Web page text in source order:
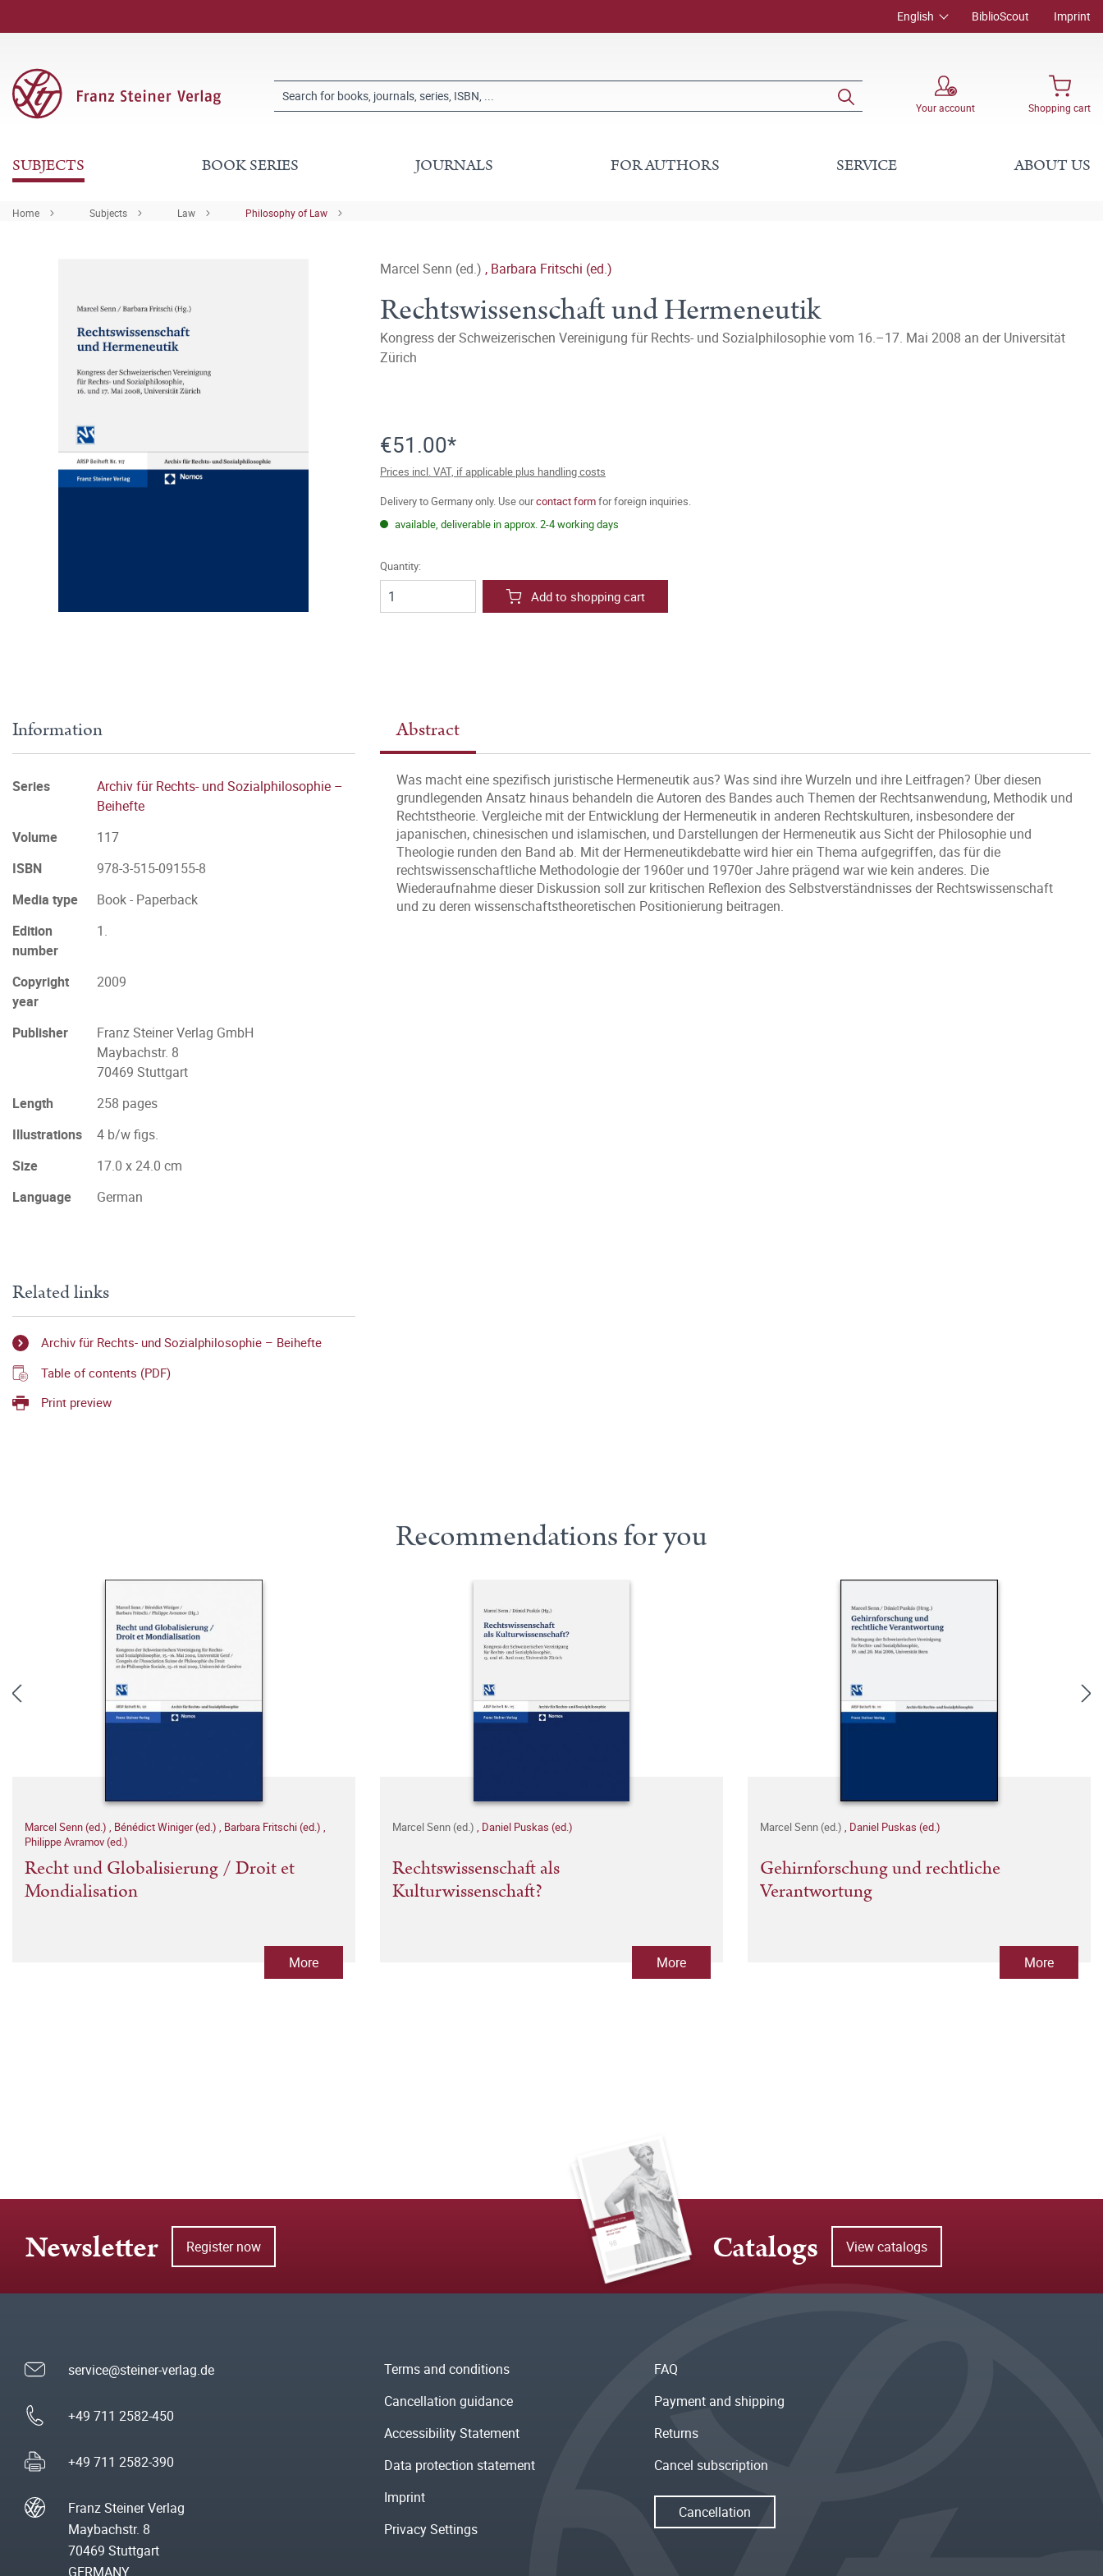
English BiblioScout Imprint
Your account Shopping cart
SUBJECTS BOOK SERIES JOURNALS FOR AUTHORS SERVICE ABOUT US
Home Subjects Law Philosophy of Law
Marcel Senn (ed.) , Barbara Fritschi (ed.)
Rechtswissenschaft und Hermeneutik
Kongress der Schweizerischen Vereinigung für Rechts- und Sozialphilosophie vom 16.–17. Mai 2008 an der Universität
Zürich
€51.00*
Prices incl. VAT, if applicable plus handling costs
Delivery to Germany only. Use ourcontact formfor foreign inquiries.
available, deliverable in approx. 2-4 working days
Quantity:
Add to shopping cart
Abstract
Was macht eine spezifisch juristische Hermeneutik aus? Was sind ihre Wurzeln und ihre Leitfragen? Über diesen
grundlegenden Ansatz hinaus behandeln die Autoren des Bandes auch Themen der Rechtsanwendung, Methodik und
Rechtstheorie. Vergleiche mit der Entwicklung der Hermeneutik in anderen Rechtskulturen, insbesondere der
japanischen, chinesischen und islamischen, und Darstellungen der Hermeneutik aus Sicht der Philosophie und
Theologie runden den Band ab. Mit der Hermeneutikdebatte wird hier ein Thema aufgegriffen, das für die
rechtswissenschaftliche Methodologie der 1960er und 1970er Jahre prägend war wie kein anderes. Die
Wiederaufnahme dieser Diskussion soll zur kritischen Reflexion des Selbstverständnisses der Rechtswissenschaft
und zu deren wissenschaftstheoretischen Positionierung beitragen.
Information
Series
Archiv für Rechts- und Sozialphilosophie –
Beihefte
Volume
117
ISBN
978-3-515-09155-8
Media type
Book - Paperback
Edition
number
1.
Copyright
year
2009
Publisher
Franz Steiner Verlag GmbH
Maybachstr. 8
70469 Stuttgart
Length
258 pages
Illustrations
4 b/w figs.
Size
17.0 x 24.0 cm
Language
German
Related links
Archiv für Rechts- und Sozialphilosophie – Beihefte
Table of contents (PDF)
Print preview
Recommendations for you
Marcel Senn (ed.) , Bénédict Winiger (ed.) , Barbara Fritschi (ed.) ,
Philippe Avramov (ed.)
Recht und Globalisierung / Droit et
Mondialisation
More
Marcel Senn (ed.) , Daniel Puskas (ed.)
Rechtswissenschaft als
Kulturwissenschaft?
More
Marcel Senn (ed.) , Daniel Puskas (ed.)
Gehirnforschung und rechtliche
Verantwortung
More
Newsletter Register now Catalogs View catalogs
service@steiner-verlag.de
+49 711 2582-450
+49 711 2582-390
Franz Steiner Verlag
Maybachstr. 8
70469 Stuttgart
GERMANY
Terms and conditions
Cancellation guidance
Accessibility Statement
Data protection statement
Imprint
Privacy Settings
FAQ
Payment and shipping
Returns
Cancel subscription
Cancellation